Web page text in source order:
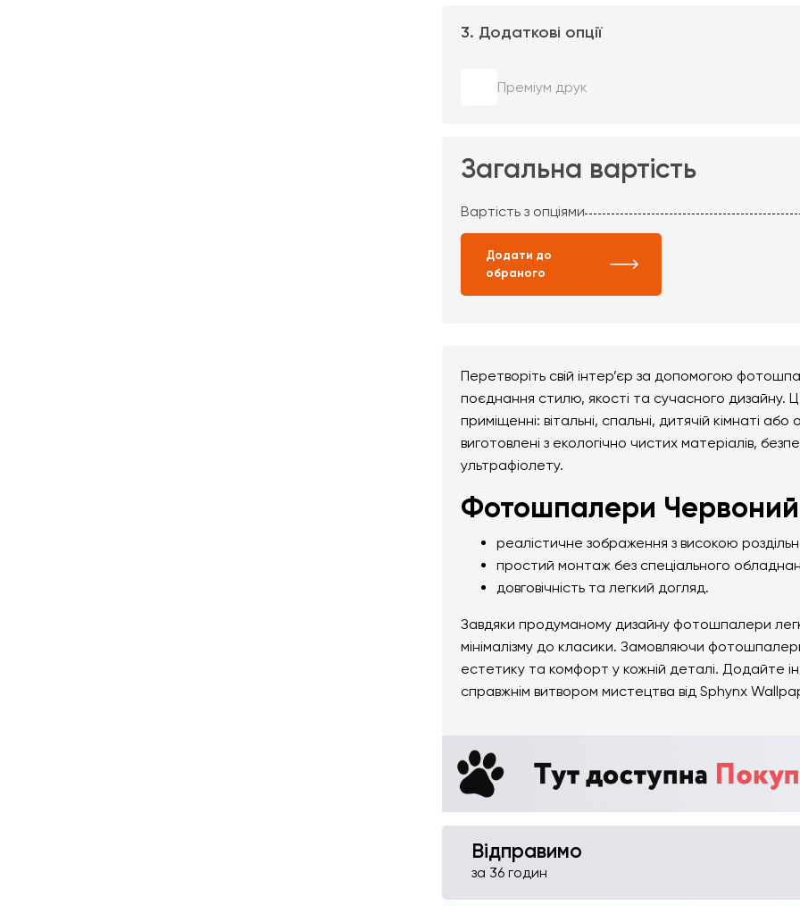
3. Додаткові опції
Преміум друк
Загальна вартість
Вартість з опціями
Додати до
обраного
Перетворіть свій інтер’єр за допомогою
поєднання стилю, якості та сучасного дизайну.
приміщенні: вітальні, спальні, дитячій кімнаті
виготовлені з екологічно чистих матеріалів,
ультрафіолету.
Фотошпалери Червоний
реалістичне зображення з високою
простий монтаж без спеціального
довговічність та легкий догляд.
Завдяки продуманому дизайну фотошпалери
мінімалізму до класики. Замовляючи
естетику та комфорт у кожній деталі. Додайте
справжнім витвором мистецтва від Sphynx
Відправимо
за 36 годин